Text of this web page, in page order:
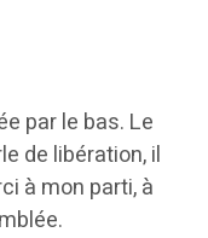
par le bas. Le
de libération, il
à mon parti, à